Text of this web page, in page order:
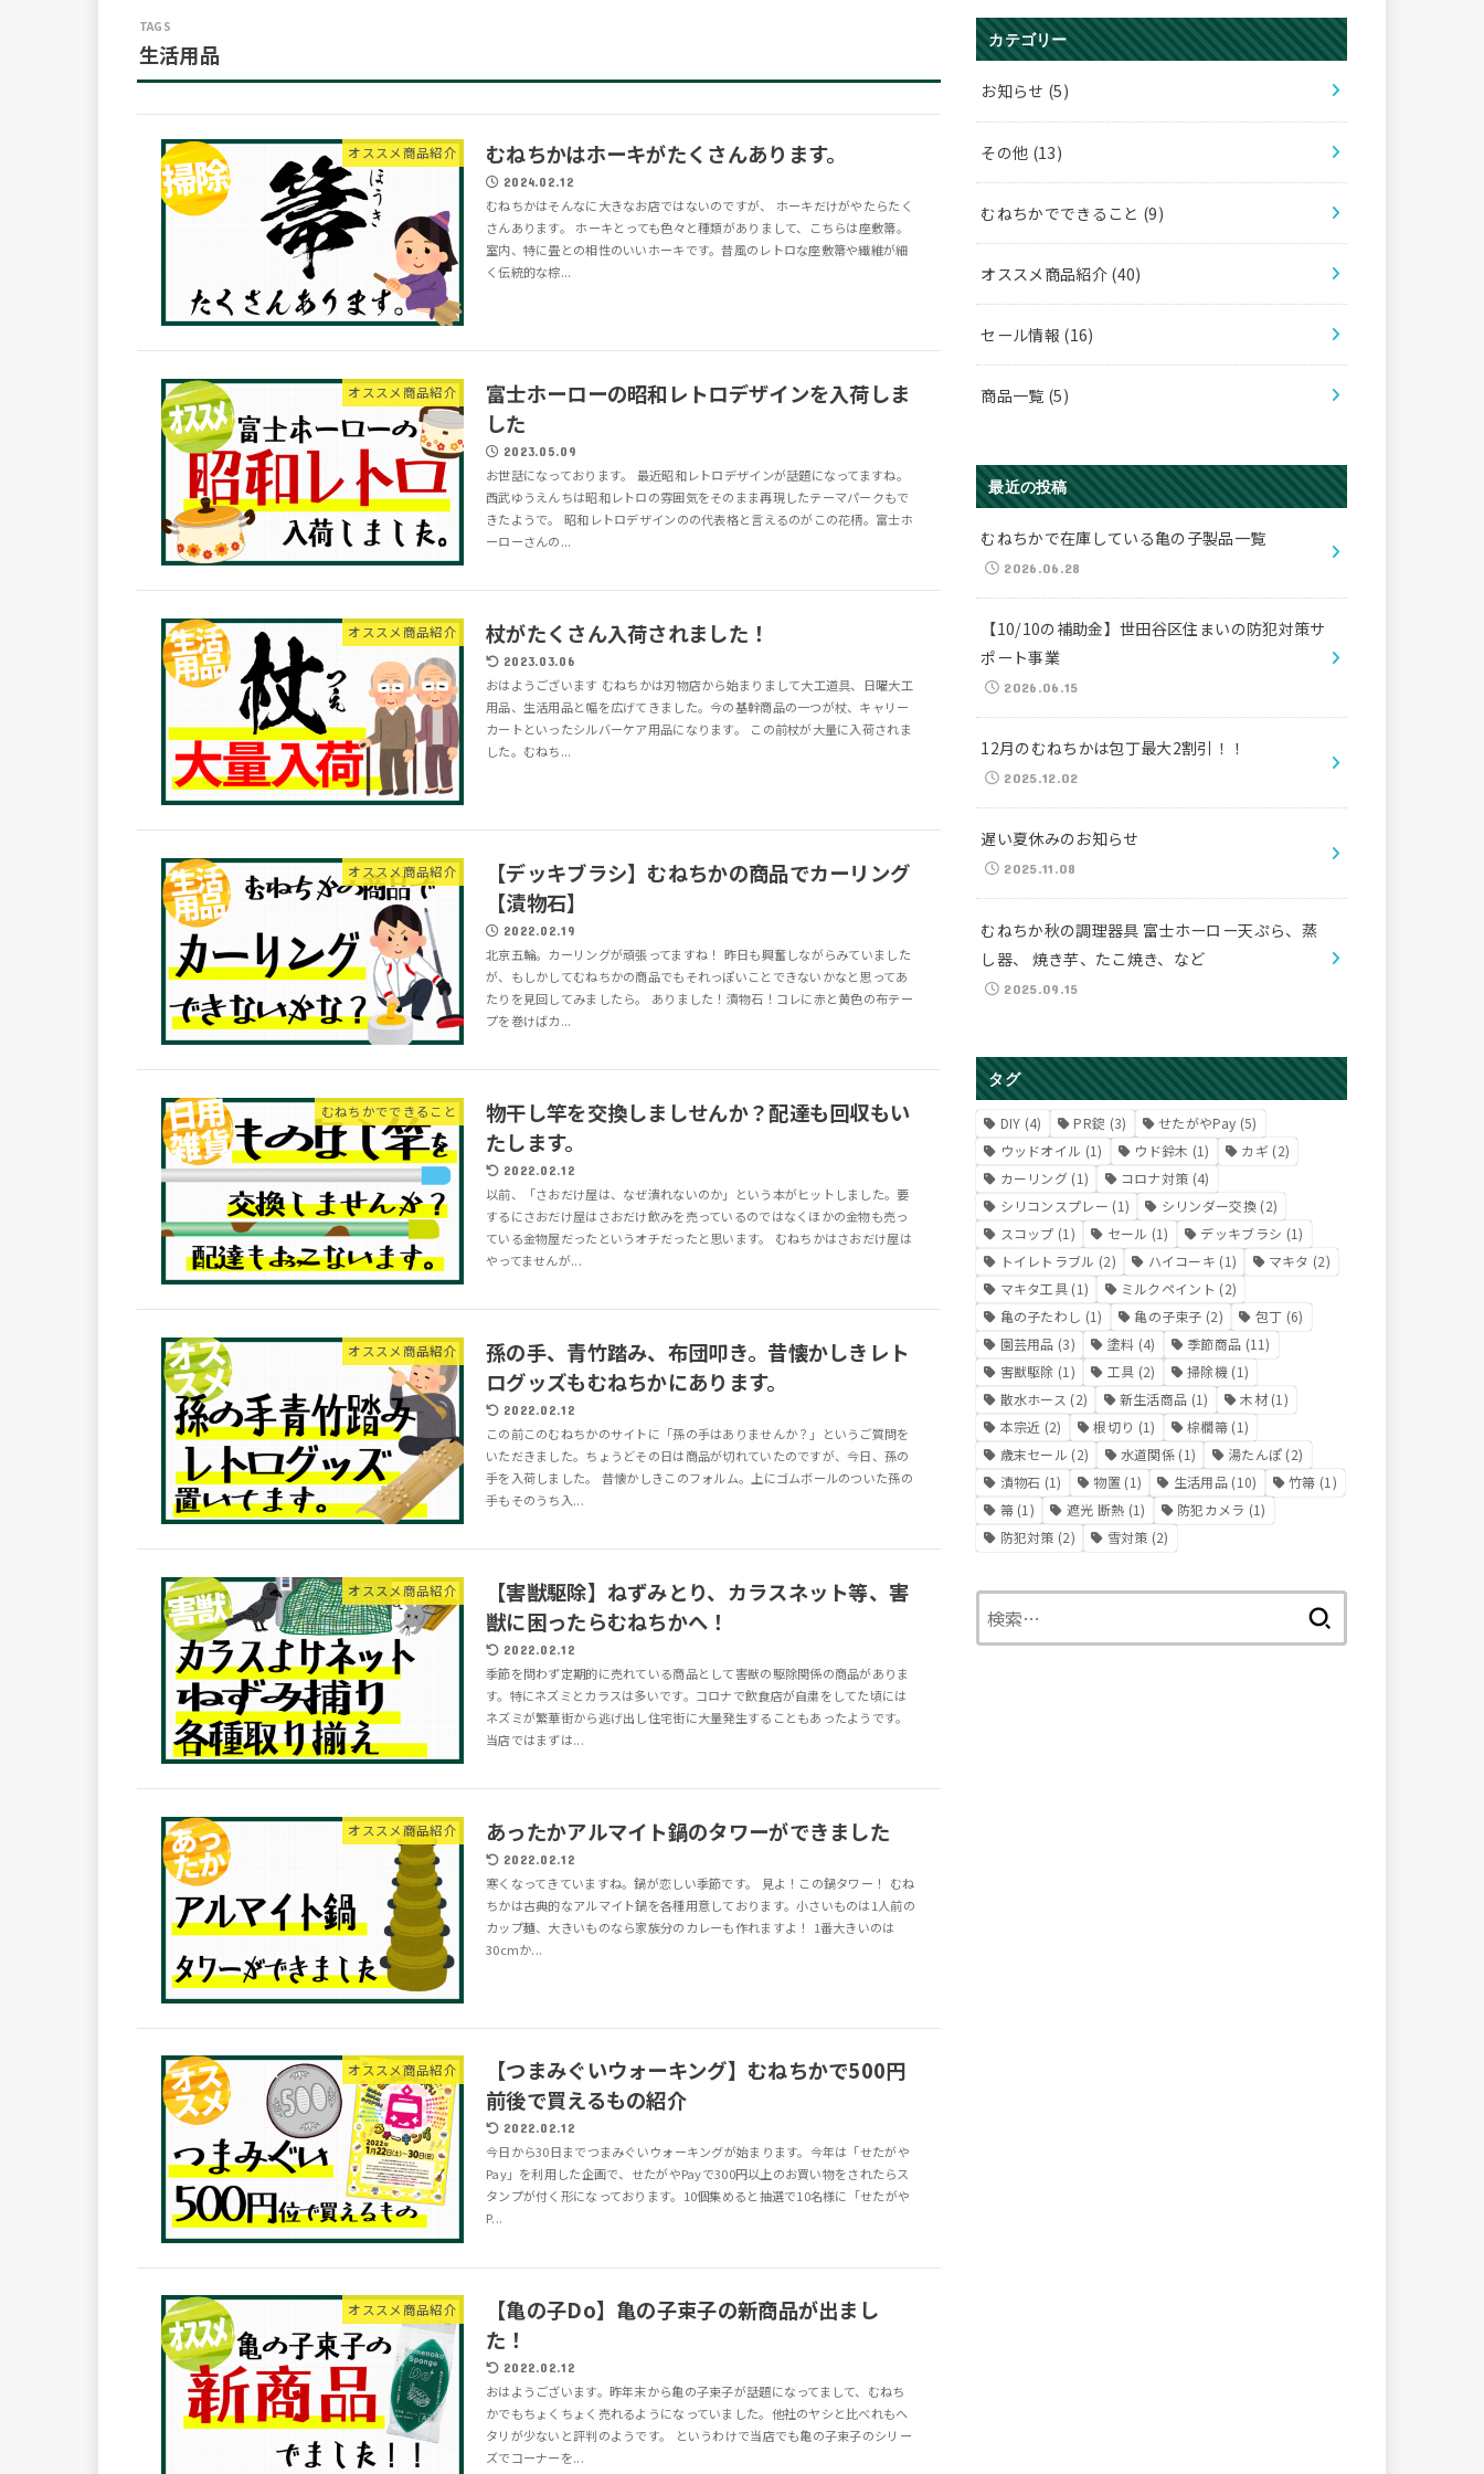
生活用品
オススメ商品紹介 むねちかはホーキがたくさんあります。
2024.02.12
むねちかはそんなに大きなお店ではないのですが、 ホーキだけがやたらたく
さんあります。 ホーキとっても色々と種類がありまして、こちらは座敷箒。
室内、特に畳との相性のいいホーキです。昔風のレトロな座敷箒や繊維が細
く伝統的な棕...
オススメ商品紹介
富士ホーローの昭和レトロデザインを入荷しま
した
2023.05.09
お世話になっております。 最近昭和レトロデザインが話題になってますね。
西武ゆうえんちは昭和レトロの雰囲気をそのまま再現したテーマパークもで
きたようで。 昭和レトロデザインのの代表格と言えるのがこの花柄。富士ホ
ーローさんの...
オススメ商品紹介 杖がたくさん入荷されました！
2023.03.06
おはようございます むねちかは刃物店から始まりまして大工道具、日曜大工
用品、生活用品と幅を広げてきました。今の基幹商品の一つが杖、キャリー
カートといったシルバーケア用品になります。 この前杖が大量に入荷されま
した。むねち...
オススメ商品紹介
【デッキブラシ】むねちかの商品でカーリング
【漬物石】
2022.02.19
北京五輪。カーリングが頑張ってますね！ 昨日も興奮しながらみていました
が、もしかしてむねちかの商品でもそれっぽいことできないかなと思ってあ
たりを見回してみましたら。 ありました！漬物石！コレに赤と黄色の布テー
プを巻けばカ...
むねちかでできること
物干し竿を交換しましせんか？配達も回収もい
たします。
2022.02.12
以前、「さおだけ屋は、なぜ潰れないのか」という本がヒットしました。要
するにさおだけ屋はさおだけ飲みを売っているのではなくほかの金物も売っ
ている金物屋だったというオチだったと思います。 むねちかはさおだけ屋は
やってませんが...
オススメ商品紹介
孫の手、青竹踏み、布団叩き。昔懐かしきレト
ログッズもむねちかにあります。
2022.02.12
この前このむねちかのサイトに「孫の手はありませんか？」というご質問を
いただきました。ちょうどその日は商品が切れていたのですが、今日、孫の
手を入荷しました。 昔懐かしきこのフォルム。上にゴムボールのついた孫の
手もそのうち入...
オススメ商品紹介
【害獣駆除】ねずみとり、カラスネット等、害
獣に困ったらむねちかへ！
2022.02.12
季節を問わず定期的に売れている商品として害獣の駆除関係の商品がありま
す。特にネズミとカラスは多いです。コロナで飲食店が自粛をしてた頃には
ネズミが繁華街から逃げ出し住宅街に大量発生することもあったようです。
当店ではまずは...
オススメ商品紹介 あったかアルマイト鍋のタワーができました
2022.02.12
寒くなってきていますね。鍋が恋しい季節です。 見よ！この鍋タワー！ むね
ちかは古典的なアルマイト鍋を各種用意しております。小さいものは1人前の
カップ麺、大きいものなら家族分のカレーも作れますよ！ 1番大きいのは
30cmか...
オススメ商品紹介
【つまみぐいウォーキング】むねちかで500円
前後で買えるもの紹介
2022.02.12
今日から30日までつまみぐいウォーキングが始まります。今年は「せたがや
Pay」を利用した企画で、せたがやPayで300円以上のお買い物をされたらス
タンプが付く形になっております。10個集めると抽選で10名様に「せたがや
P...
オススメ商品紹介
【亀の子Do】亀の子束子の新商品が出まし
た！
2022.02.12
おはようございます。昨年末から亀の子束子が話題になってまして、むねち
かでもちょくちょく売れるようになっていました。他社のヤシと比べれもヘ
タリが少ないと評判のようです。 というわけで当店でも亀の子束子のシリー
ズでコーナーを...
カテゴリー
お知らせ (5)
その他 (13)
むねちかでできること (9)
オススメ商品紹介 (40)
セール情報 (16)
商品一覧 (5)
最近の投稿
むねちかで在庫している亀の子製品一覧
2026.06.28
【10/10の補助金】世田谷区住まいの防犯対策サ
ポート事業
2026.06.15
12月のむねちかは包丁最大2割引！！
2025.12.02
遅い夏休みのお知らせ
2025.11.08
むねちか秋の調理器具 富士ホーロー天ぷら、蒸
し器、 焼き芋、たこ焼き、など
2025.09.15
タグ
DIY (4) PR錠 (3) せたがやPay (5)
ウッドオイル (1) ウド鈴木 (1) カギ (2)
カーリング (1) コロナ対策 (4)
シリコンスプレー (1) シリンダー交換(2)
スコップ (1) セール (1) デッキブラシ (1)
トイレトラブル (2) ハイコーキ (1) マキタ (2)
マキタ工具 (1) ミルクペイント (2)
亀の子たわし (1) 亀の子束子 (2) 包丁 (6)
園芸用品 (3) 塗料 (4) 季節商品 (11)
害獣駆除 (1) 工具 (2) 掃除機 (1)
散水ホース (2) 新生活商品 (1) 木材(1)
本宗近 (2) 根切り (1) 棕櫚箒 (1)
歳末セール (2) 水道関係 (1) 湯たんぽ (2)
漬物石 (1) 物置 (1) 生活用品 (10) 竹箒 (1)
箒(1) 遮光 断熱 (1) 防犯カメラ (1)
防犯対策 (2) 雪対策 (2)